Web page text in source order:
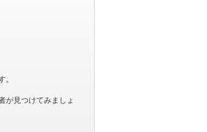
。
が見つけてみましょ